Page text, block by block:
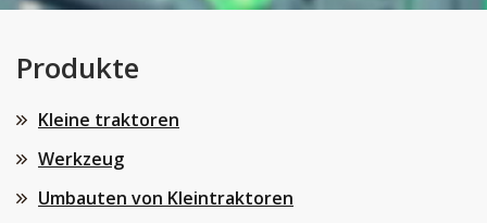
Produkte
Kleine traktoren
Werkzeug
Umbauten von Kleintraktoren